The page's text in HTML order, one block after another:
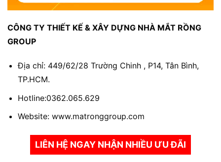
CÔNG TY THIẾT KẾ & XÂY DỰNG NHÀ MẮT RỒNG
GROUP
Địa chỉ: 449/62/28 Trường Chinh , P14, Tân Bình,
TP.HCM.
Hotline:0362.065.629
Website: www.matronggroup.com
LIÊN HỆ NGAY NHẬN NHIỀU ƯU ĐÃI